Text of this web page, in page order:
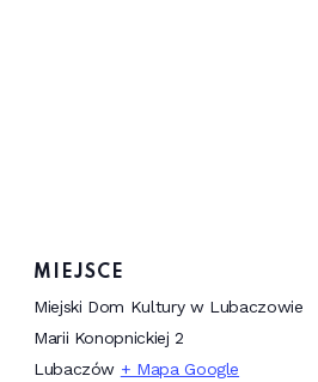
MIEJSCE
Miejski Dom Kultury w Lubaczowie
Marii Konopnickiej 2
Lubaczów + Mapa Google